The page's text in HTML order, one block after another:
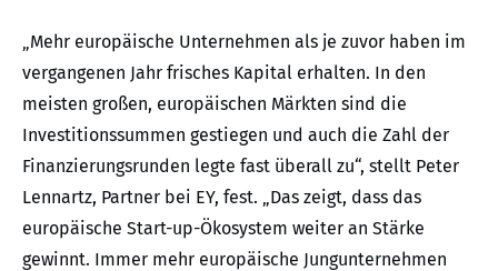
„Mehr europäische Unternehmen als je zuvor haben im
vergangenen Jahr frisches Kapital erhalten. In den
meisten großen, europäischen Märkten sind die
Investitionssummen gestiegen und auch die Zahl der
Finanzierungsrunden legte fast überall zu“, stellt Peter
Lennartz, Partner bei EY, fest. „Das zeigt, dass das
europäische Start-up-Ökosystem weiter an Stärke
gewinnt. Immer mehr europäische Jungunternehmen